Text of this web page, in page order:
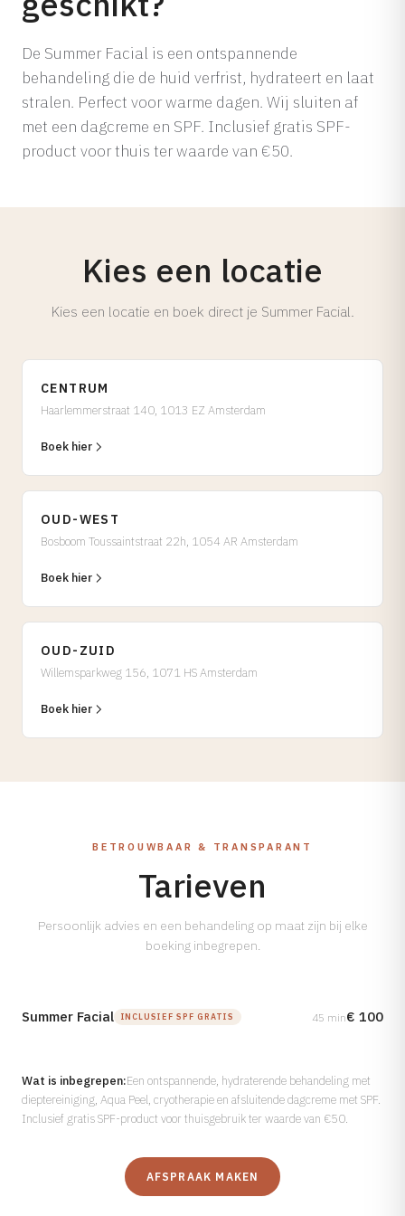
Bekijk alle aandoeningen →
Cosmelan
Dermamelan Intimate
Milia Verwijderen
LASER, CRYO & APPARATUUR
Fotona Laser
Coagulatie
Bekijk alle behandelingen →
Tarieven →
De Summer Facial is een ontspannende
behandeling die de huid verfrist, hydrateert en laat
stralen. Perfect voor warme dagen. Wij sluiten af
met een dagcreme en SPF. Inclusief gratis SPF-
product voor thuis ter waarde van €50.
Kies een locatie
Kies een locatie en boek direct je Summer Facial.
CENTRUM
Haarlemmerstraat 140, 1013 EZ Amsterdam
Boek hier
OUD-WEST
Bosboom Toussaintstraat 22h, 1054 AR Amsterdam
Boek hier
OUD-ZUID
Willemsparkweg 156, 1071 HS Amsterdam
Boek hier
BETROUWBAAR & TRANSPARANT
Tarieven
Persoonlijk advies en een behandeling op maat zijn bij elke
boeking inbegrepen.
Summer Facial INCLUSIEF SPF GRATIS 45 min€ 100
Wat is inbegrepen:Een ontspannende, hydraterende behandeling met
dieptereiniging, Aqua Peel, cryotherapie en afsluitende dagcreme met SPF.
Inclusief gratis SPF-product voor thuisgebruik ter waarde van €50.
AFSPRAAK MAKEN